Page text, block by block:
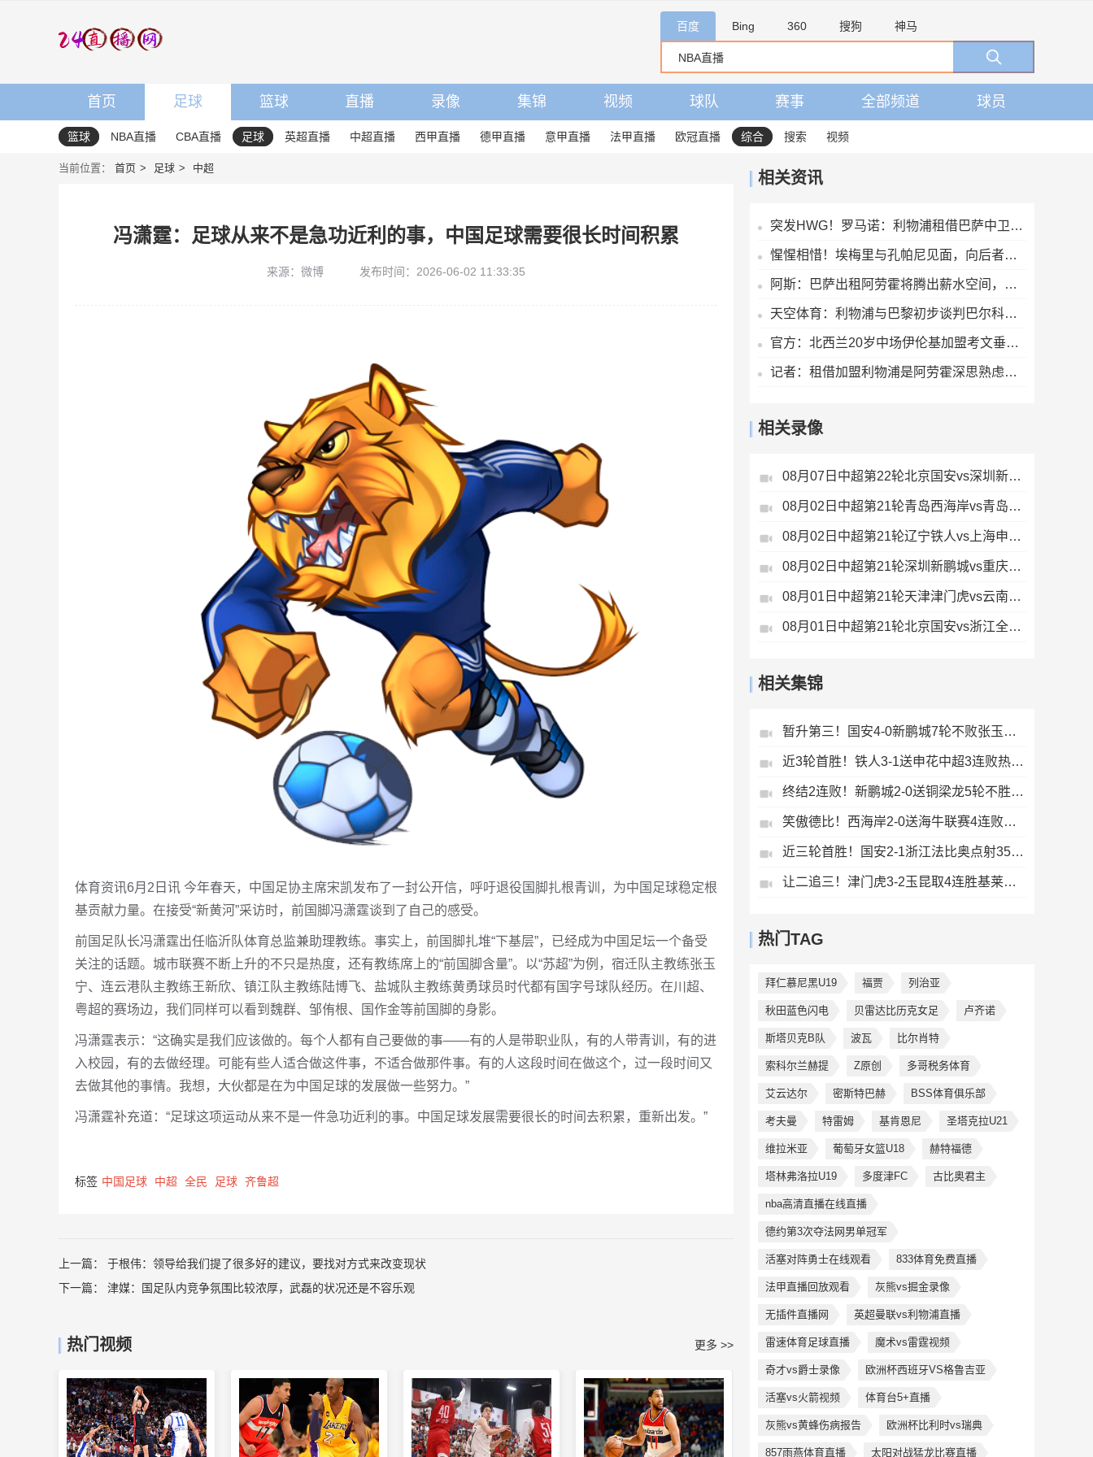
百度 Bing 360 搜狗 神马
首页 足球 篮球 直播 录像 集锦 视频 球队 赛事 全部频道 球员
篮球 NBA直播 CBA直播 足球 英超直播 中超直播 西甲直播 德甲直播 意甲直播 法甲直播 欧冠直播 综合 搜索 视频
当前位置： 首页 足球 中超
冯潇霆：足球从来不是急功近利的事，中国足球需要很长时间积累
来源：微博 发布时间：2026-06-02 11:33:35
体育资讯6月2日讯 今年春天，中国足协主席宋凯发布了一封公开信，呼吁退役国脚扎根青训，为中国足球稳定根
基贡献力量。在接受“新黄河”采访时，前国脚冯潇霆谈到了自己的感受。
前国足队长冯潇霆出任临沂队体育总监兼助理教练。事实上，前国脚扎堆“下基层”，已经成为中国足坛一个备受
关注的话题。城市联赛不断上升的不只是热度，还有教练席上的“前国脚含量”。以“苏超”为例，宿迁队主教练张玉
宁、连云港队主教练王新欣、镇江队主教练陆博飞、盐城队主教练黄勇球员时代都有国字号球队经历。在川超、
粤超的赛场边，我们同样可以看到魏群、邹侑根、国作金等前国脚的身影。
冯潇霆表示：“这确实是我们应该做的。每个人都有自己要做的事——有的人是带职业队，有的人带青训，有的进
入校园，有的去做经理。可能有些人适合做这件事，不适合做那件事。有的人这段时间在做这个，过一段时间又
去做其他的事情。我想，大伙都是在为中国足球的发展做一些努力。”
冯潇霆补充道：“足球这项运动从来不是一件急功近利的事。中国足球发展需要很长的时间去积累，重新出发。”
标签 中国足球 中超 全民 足球 齐鲁超
上一篇： 于根伟：领导给我们提了很多好的建议，要找对方式来改变现状
下一篇： 津媒：国足队内竞争氛围比较浓厚，武磊的状况还是不容乐观
热门视频 更多 >>
相关资讯
突发HWG！罗马诺：利物浦租借巴萨中卫阿劳霍达口头协议
惺惺相惜！埃梅里与孔帕尼见面，向后者赠送礼物
阿斯：巴萨出租阿劳霍将腾出薪水空间，有利于接下来引进罗德里
天空体育：利物浦与巴黎初步谈判巴尔科拉，但估值存在巨大差距
官方：北西兰20岁中场伊伦基加盟考文垂，据悉转会费3000万欧
记者：租借加盟利物浦是阿劳霍深思熟虑的决定，红军承担全部工资
相关录像
08月07日中超第22轮北京国安vs深圳新鹏城全场录像
08月02日中超第21轮青岛西海岸vs青岛海牛全场录像
08月02日中超第21轮辽宁铁人vs上海申花全场录像
08月02日中超第21轮深圳新鹏城vs重庆铜梁龙全场录像
08月01日中超第21轮天津津门虎vs云南玉昆全场录像
08月01日中超第21轮北京国安vs浙江全场录像
相关集锦
暂升第三！国安4-0新鹏城7轮不败张玉宁传射达万双响法比奥破门
近3轮首胜！铁人3-1送申花中超3连败热菲尼奥双响邦本宜裕传射
终结2连败！新鹏城2-0送铜梁龙5轮不胜37岁姜至鹏破门韦斯利建功
笑傲德比！西海岸2-0送海牛联赛4连败海牛仍垫底西海岸升至第二
近三轮首胜！国安2-1浙江法比奥点射35岁张稀哲制胜王钰栋送助攻
让二追三！津门虎3-2玉昆取4连胜基莱斯读秒绝杀萨尔瓦多破门
热门TAG
拜仁慕尼黑U19 福贾 列治亚
秋田蓝色闪电 贝雷达比历克女足 卢齐诺
斯塔贝克B队 波瓦 比尔肖特
索科尔兰赫提 Z原创 多哥税务体育
艾云达尔 密斯特巴赫 BSS体育俱乐部
考夫曼 特雷姆 基肯恩尼 圣塔克拉U21
维拉米亚 葡萄牙女篮U18 赫特福德
塔林弗洛拉U19 多度津FC 古比奥君主
nba高清直播在线直播
德约第3次夺法网男单冠军
活塞对阵勇士在线观看 833体育免费直播
法甲直播回放观看 灰熊vs掘金录像
无插件直播网 英超曼联vs利物浦直播
雷速体育足球直播 魔术vs雷霆视频
奇才vs爵士录像 欧洲杯西班牙VS格鲁吉亚
活塞vs火箭视频 体育台5+直播
灰熊vs黄蜂伤病报告 欧洲杯比利时vs瑞典
857雨燕体育直播 太阳对战猛龙比赛直播